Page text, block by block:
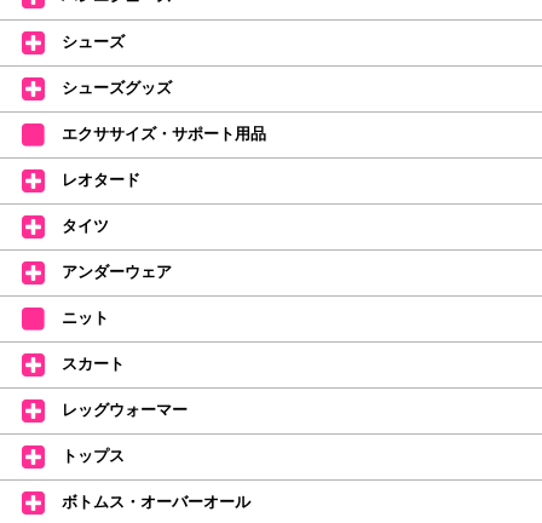
バオリジナルタオルです。
たけいみきさんが描く「夢かわいい」バレエイラストが、そのままタオルに
なりました。
デラロミラノ2026コレクションの販売を開始しました☆
↑ご購入頂いたお客様に、デラロミラノのロゴ入りボールペンをプレゼント
中。
(お一人様1本限りになります)
価格改定のお知らせ
2026年4月1日よりシューズ全般、衣類など商品を値上げしました。
何卒ご理解いただけますようお願い申し上げます
【シューズのフィッティングについて】
全店、ご予約不要です(18:30まで)。タイツ・ソックス・トウパッドを
持参してください。
【ミルバ インスタグラム】←ここをクリック♪
皆さまのダンスライフをサポートできるようなさまざまな商品をご紹介して
おります。
【新商品はこちらから】 ←ここをクリック♪
シューズ
シューズグッズ
エクササイズ・サポート用品
レオタード
タイツ
アンダーウェア
ニット
スカート
レッグウォーマー
トップス
ボトムス・オーバーオール